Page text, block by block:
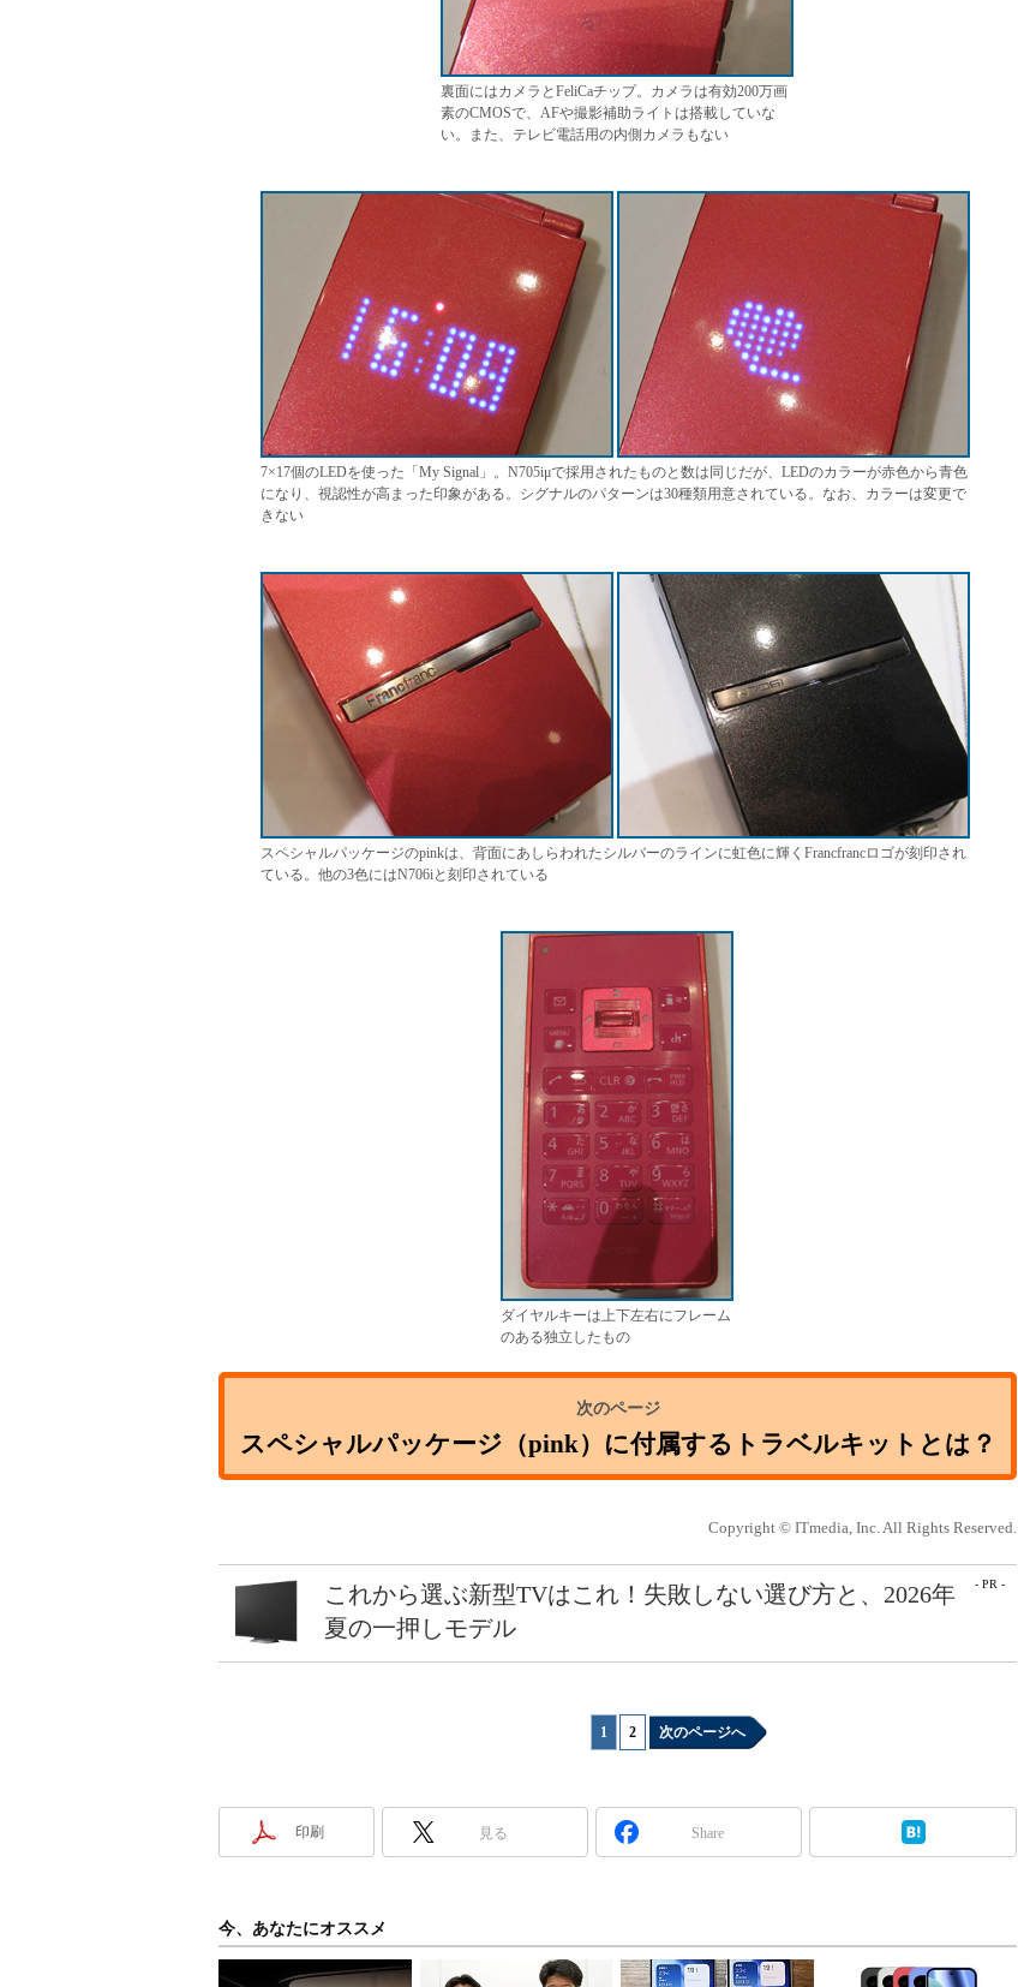
裏面にはカメラとFeliCaチップ。カメラは有効200万画
素のCMOSで、AFや撮影補助ライトは搭載していな
い。また、テレビ電話用の内側カメラもない
7×17個のLEDを使った「My Signal」。N705iμで採用されたものと数は同じだが、LEDのカラーが赤色から青色
になり、視認性が高まった印象がある。シグナルのパターンは30種類用意されている。なお、カラーは変更で
きない
スペシャルパッケージのpinkは、背面にあしらわれたシルバーのラインに虹色に輝くFrancfrancロゴが刻印され
ている。他の3色にはN706iと刻印されている
ダイヤルキーは上下左右にフレーム
のある独立したもの
スペシャルパッケージ（pink）に付属するトラベルキットとは？
Copyright © ITmedia, Inc. All Rights Reserved.
- PR -
これから選ぶ新型TVはこれ！失敗しない選び方と、2026年
夏の一押しモデル
1 2 次のページへ
印刷 見る Share
今、あなたにオススメ